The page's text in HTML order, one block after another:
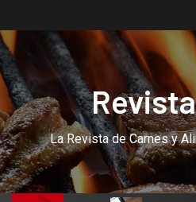
La Revista de Carnes y